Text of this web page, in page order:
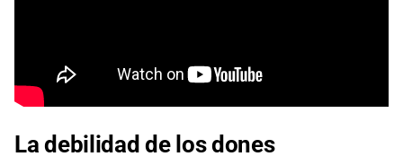
La debilidad de los dones